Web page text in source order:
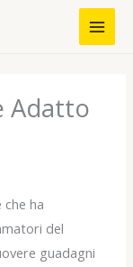
Adatto
ha
del
guadagni